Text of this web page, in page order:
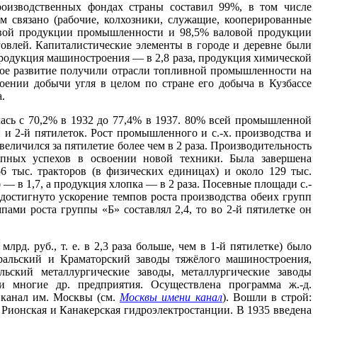
фондах страны составил 99%, в том числе
(рабочие, колхозники, служащие, кооперированные
продукции промышленности и 98,5% валовой продукции
Капиталистические элементы в городе и деревне были
машиностроения — в 2,8 раза, продукция химической
развитие получили отрасли топливной промышленности на
добычи угля в целом по стране его добыча в Кузбассе
с 70,2% в 1932 до 77,4% в 1937. 80% всей промышленной
2-й пятилеток. Рост промышленного и с.-х. производства и
за пятилетие более чем в 2 раза. Производительность
успехов в освоении новой техники. Была завершена
тыс. тракторов (в физических единицах) и около 129 тыс.
— в 1,7, а продукция хлопка — в 2 раза. Посевные площади с.-
ускорение темпов роста производства обеих групп
роста группы «Б» составлял 2,4, то во 2-й пятилетке он
руб., т. е. в 2,3 раза больше, чем в 1-й пятилетке) было
и Краматорский заводы тяжёлого машиностроения,
металлургические заводы, металлургические заводы
многие др. предприятия. Осуществлена программа ж.-д.
им. Москвы (см. Москвы имени канал). Вошли в строй:
и Канакерская гидроэлектростанции. В 1935 введена